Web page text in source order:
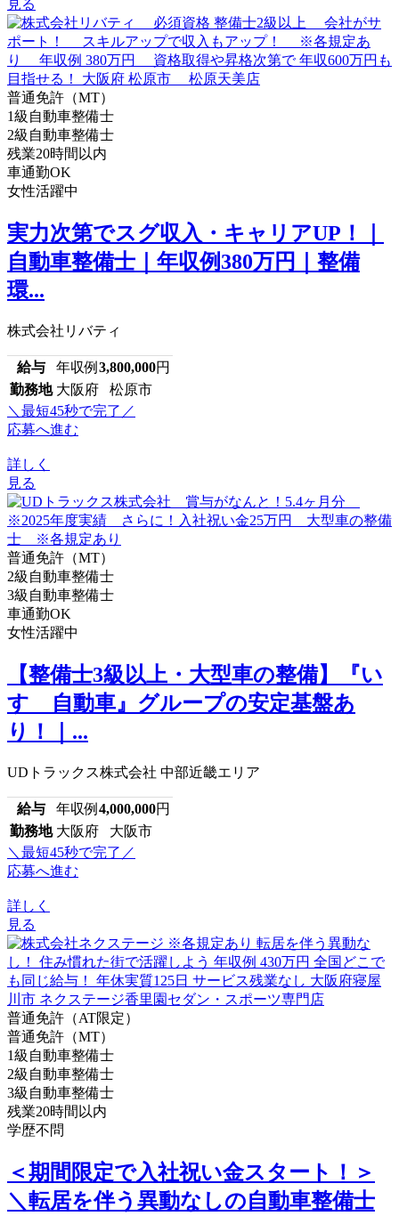
見る
普通免許（MT）
1級自動車整備士
2級自動車整備士
残業20時間以内
車通勤OK
女性活躍中
実力次第でスグ収入・キャリアUP！｜
自動車整備士｜年収例380万円｜整備
環...
株式会社リバティ
給与 年収例 3,800,000円
勤務地 大阪府 松原市
＼最短45秒で完了／
応募へ進む
詳しく
見る
普通免許（MT）
2級自動車整備士
3級自動車整備士
車通勤OK
女性活躍中
【整備士3級以上・大型車の整備】『い
すゞ自動車』グループの安定基盤あ
り！｜...
UDトラックス株式会社 中部近畿エリア
給与 年収例 4,000,000円
勤務地 大阪府 大阪市
＼最短45秒で完了／
応募へ進む
詳しく
見る
普通免許（AT限定）
普通免許（MT）
1級自動車整備士
2級自動車整備士
3級自動車整備士
残業20時間以内
学歴不問
＜期間限定で入社祝い金スタート！＞
＼転居を伴う異動なしの自動車整備士